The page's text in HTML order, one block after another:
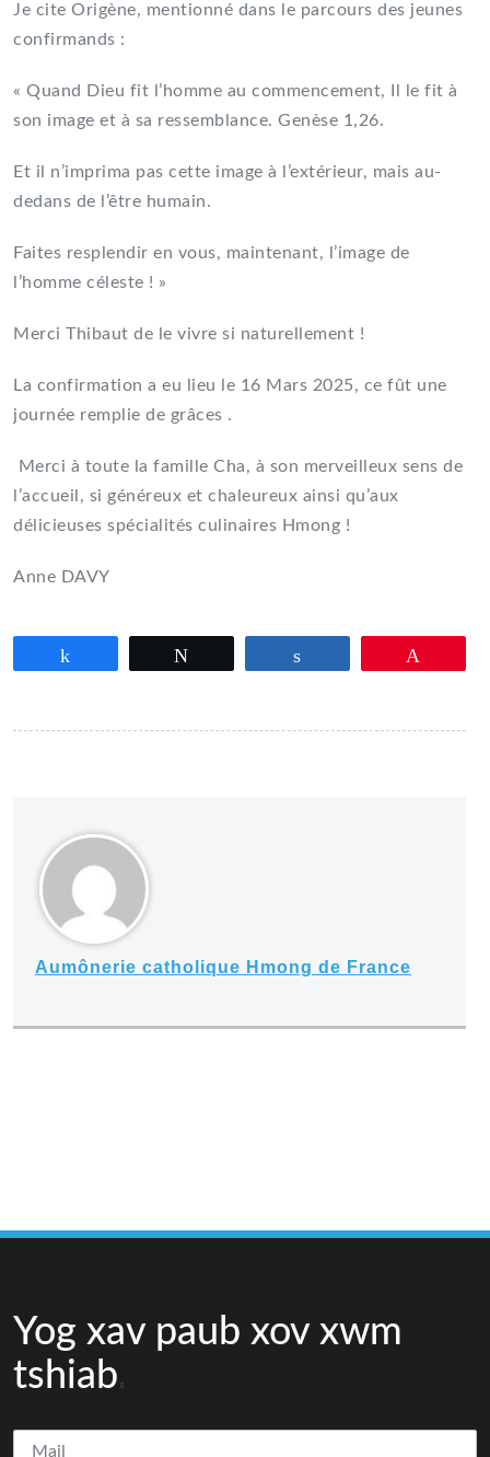
Je cite Origène, mentionné dans le parcours des jeunes
confirmands :
« Quand Dieu fit l’homme au commencement, Il le fit à
son image et à sa ressemblance. Genèse 1,26.
Et il n’imprima pas cette image à l’extérieur, mais au-
dedans de l’être humain.
Faites resplendir en vous, maintenant, l’image de
l’homme céleste ! »
Merci Thibaut de le vivre si naturellement !
La confirmation a eu lieu le 16 Mars 2025, ce fût une
journée remplie de grâces .
Merci à toute la famille Cha, à son merveilleux sens de
l’accueil, si généreux et chaleureux ainsi qu’aux
délicieuses spécialités culinaires Hmong !
Anne DAVY
Aumônerie catholique Hmong de France
Yog xav paub xov xwm
tshiab